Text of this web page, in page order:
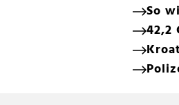
So
42,2